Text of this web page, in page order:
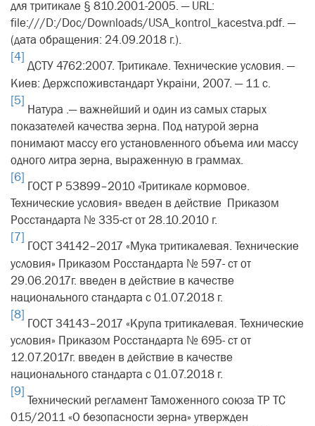
для тритикале § 810.2001-2005. — URL:
file:///D:/Doc/Downloads/USA_kontrol_kacestva.pdf. —
(дата обращения: 24.09.2018 г.).
[4]
ДСТУ 4762:2007. Тритикале. Технические условия. —
Киев: Держспоживстандарт Украiни, 2007. — 11 с.
[5]
Натура .— важнейший и один из самых старых
показателей качества зерна. Под натурой зерна
понимают массу его установленного объема или массу
одного литра зерна, выраженную в граммах.
[6]
ГОСТ Р 53899–2010 «Тритикале кормовое.
Технические условия» введен в действие Приказом
Росстандарта № 335-ст от 28.10.2010 г.
[7]
ГОСТ 34142–2017 «Мука тритикалевая. Технические
условия» Приказом Росстандарта № 597- ст от
29.06.2017г. введен в действие в качестве
национального стандарта с 01.07.2018 г.
[8]
ГОСТ 34143–2017 «Крупа тритикалевая. Технические
условия» Приказом Росстандарта № 695- ст от
12.07.2017г. введен в действие в качестве
национального стандарта с 01.07.2018 г.
[9]
Технический регламент Таможенного союза ТР ТС
015/2011 «О безопасности зерна» утвержден